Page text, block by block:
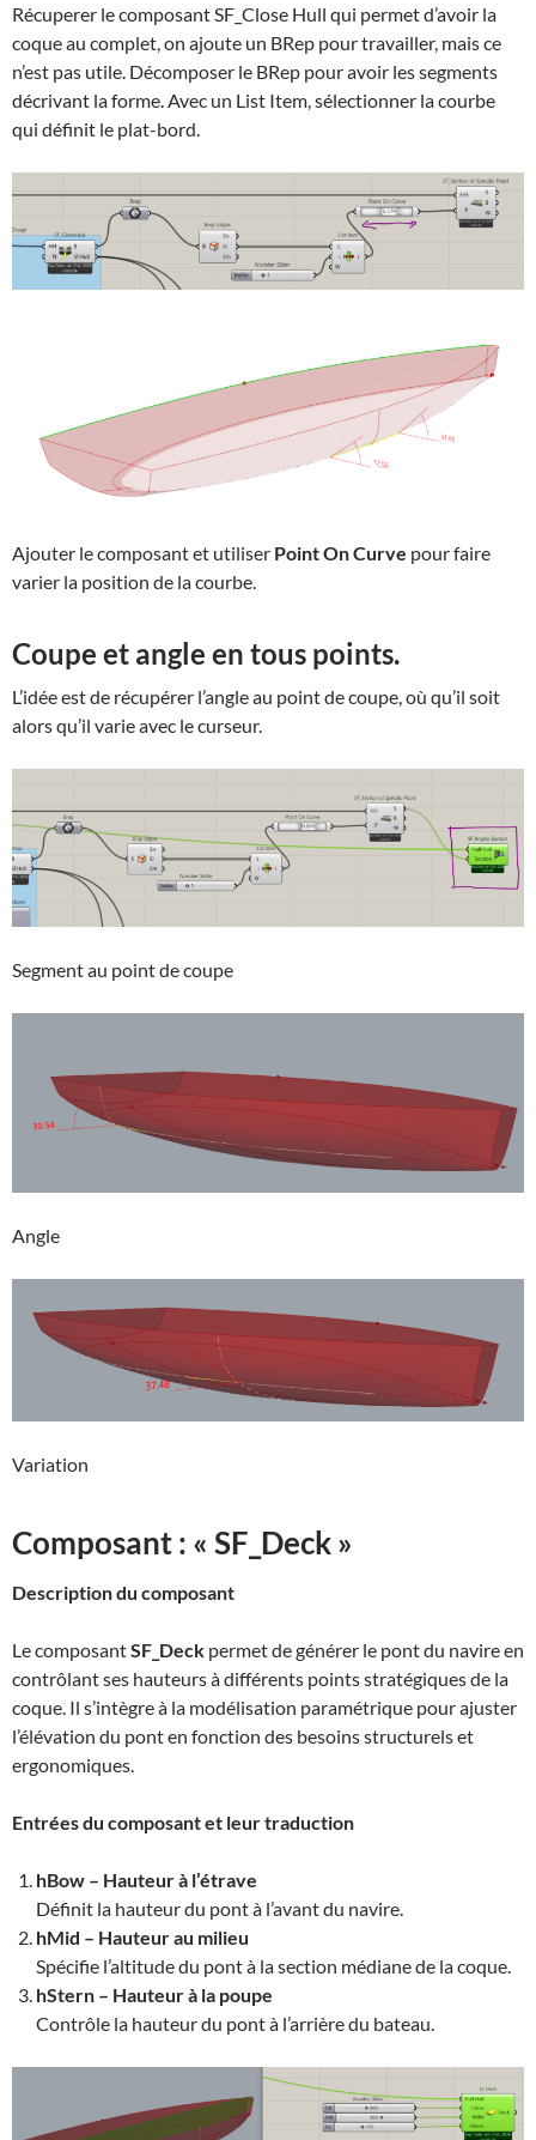
Récuperer le composant SF_Close Hull qui permet d’avoir la
coque au complet, on ajoute un BRep pour travailler, mais ce
n’est pas utile. Décomposer le BRep pour avoir les segments
décrivant la forme. Avec un List Item, sélectionner la courbe
qui définit le plat-bord.
Ajouter le composant et utiliser Point On Curve pour faire
varier la position de la courbe.
Coupe et angle en tous points.
L’idée est de récupérer l’angle au point de coupe, où qu’il soit
alors qu’il varie avec le curseur.
Segment au point de coupe
Angle
Variation
Composant : « SF_Deck »
Description du composant
Le composantSF_Deck permet de générer le pont du navire en
contrôlant ses hauteurs à différents points stratégiques de la
coque. Il s’intègre à la modélisation paramétrique pour ajuster
l’élévation du pont en fonction des besoins structurels et
ergonomiques.
Entrées du composant et leur traduction
hBow – Hauteur à l’étrave
Définit la hauteur du pont à l’avant du navire.
hMid – Hauteur au milieu
Spécifie l’altitude du pont à la section médiane de la coque.
hStern – Hauteur à la poupe
Contrôle la hauteur du pont à l’arrière du bateau.